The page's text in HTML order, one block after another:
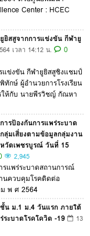
Center : HCEC
ยิสสูจากการแข่งขัน กีฬายู
เวลา 14:12 น. 0
แข่งขัน กีฬายูยิสสูชิงแชมป์
กษ์ ผู้อำนวยการโรงเรียน
ให้กับ นายพีรวิชญ์ กัณหา
ารป้องกันการแพร่ระบาด
ลุ่มเสี่ยงตามข้อมูลกลุ่มงาน
วัดเพชรบูรณ์ วันที่ 15
2,945
รแพร่ระบาดสถานการณ์
นควบคุมโรคติดต่อ
พ ศ 2564
ชั้น ม.1 ม.4 วันแรก ภายใต้
ระบาดโรคโควิด -19
13